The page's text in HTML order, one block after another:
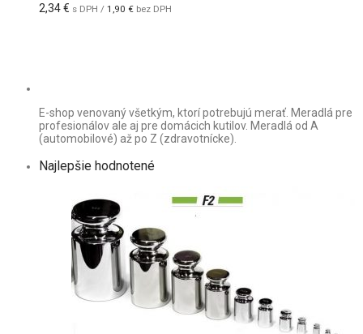
2,34€ s DPH / 1,90 € bez DPH
E-shop venovaný všetkým, ktorí potrebujú merať. Meradlá pre
profesionálov ale aj pre domácich kutilov. Meradlá od A
(automobilové) až po Z (zdravotnícke).
Najlepšie hodnotené